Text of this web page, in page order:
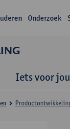
Onderzoek
Iets voor